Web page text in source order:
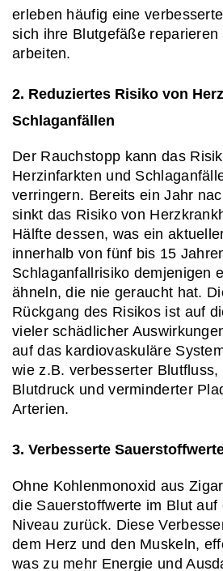
erleben häufig eine
sich ihre Blutgefäße
arbeiten.
2. Reduziertes Risiko von
Schlaganfällen
Der Rauchstopp kann das
Herzinfarkten und
verringern. Bereits ein Jahr
sinkt das Risiko von
Hälfte dessen, was ein
innerhalb von fünf bis 15
Schlaganfallrisiko demjenigen
ähneln, die nie geraucht hat.
Rückgang des Risikos ist auf
vieler schädlicher
auf das kardiovaskuläre
wie z.B. verbesserter Blutfluss,
Blutdruck und verminderter
Arterien.
3. Verbesserte
Ohne Kohlenmonoxid aus
die Sauerstoffwerte im Blut auf
Niveau zurück. Diese
dem Herz und den Muskeln,
was zu mehr Energie und